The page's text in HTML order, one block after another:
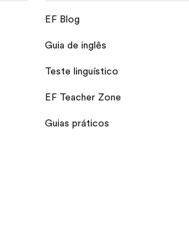
EF Blog
Guia de inglês
Teste linguístico
EF Teacher Zone
Guias práticos